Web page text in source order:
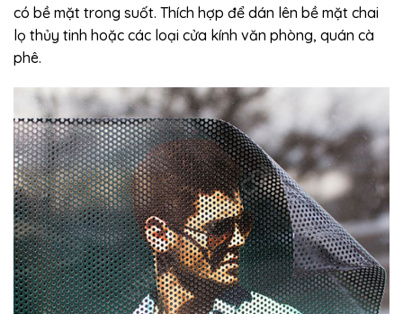
có bề mặt trong suốt. Thích hợp để dán lên bề mặt chai
lọ thủy tinh hoặc các loại cửa kính văn phòng, quán cà
phê.